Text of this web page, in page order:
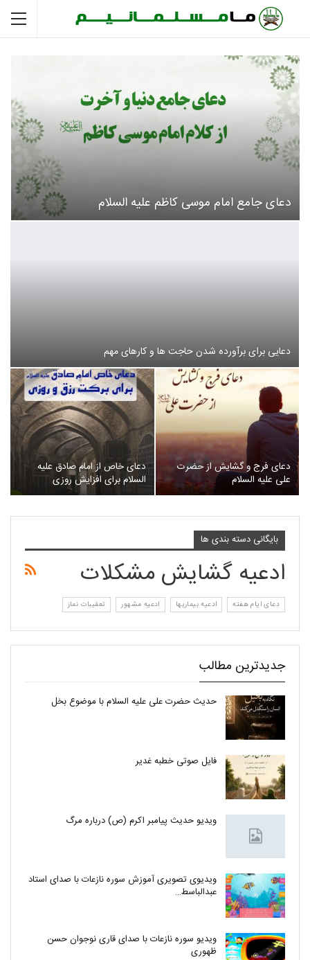
دعای جامع امام موسی کاظم علیه السلام
دعایی برای برآورده شدن حاجت ها و کارهای مهم
دعای فرج و گشایش از حضرت
علی علیه السلام
دعای خاص از امام صادق علیه
السلام برای افزایش روزی
بایگانی دسته بندی ها
ادعیه گشایش مشکلات
دعای ایام هفته ادعیه بیماریها ادعیه مشهور تعقیبات نماز
جدیدترین مطالب
حدیث حضرت علی علیه السلام با موضوع بخل
فایل صوتی خطبه غدیر
ویدیو حدیث پیامبر اکرم (ص) درباره مرگ
ویدیوی تصویری آموزش سوره نازعات با صدای استاد
عبدالباسط…
ویدیو سوره نازعات با صدای قاری نوجوان حسن
ظهوری